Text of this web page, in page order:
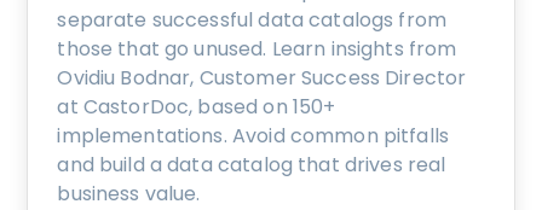
separate successful data catalogs from
those that go unused. Learn insights from
Ovidiu Bodnar, Customer Success Director
at CastorDoc, based on 150+
implementations. Avoid common pitfalls
and build a data catalog that drives real
business value.